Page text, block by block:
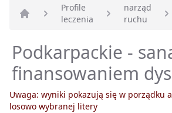
Strona główna
Profile
leczenia
narząd
ruchu
Podkarpackie -
finansowaniem
Uwaga: wyniki pokazują się w porządku
losowo wybranej litery